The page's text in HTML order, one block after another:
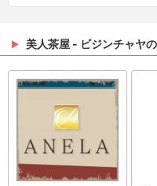
美人茶屋 - ビジンチャヤ